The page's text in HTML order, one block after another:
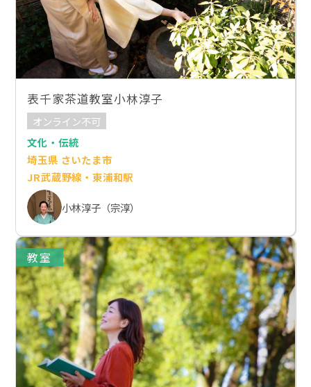
表千家茶道教室小林淳子
オンライン不可
文化・伝統
埼玉県 さいたま市
JR武蔵野線・東浦和駅
小林淳子（宗淳）
教室